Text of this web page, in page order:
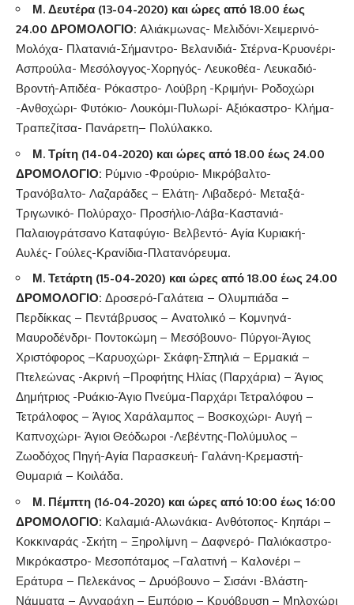
Μ. Δευτέρα (13-04-2020) και ώρες από 18.00 έως
24.00 ΔΡΟΜΟΛΟΓΙΟ: Αλιάκμωνας- Μελιδόνι-Χειμερινό-
Μολόχα- Πλατανιά-Σήμαντρο- Βελανιδιά- Στέρνα-Κρυονέρι-
Ασπρούλα- Μεσόλογγος-Χορηγός- Λευκοθέα- Λευκαδιό-
Βροντή-Απιδέα- Ρόκαστρο- Λούβρη -Κριμήνι- Ροδοχώρι
-Ανθοχώρι- Φυτόκιο- Λουκόμι-Πυλωρί- Αξιόκαστρο- Κλήμα-
Τραπεζίτσα- Πανάρετη– Πολύλακκο.
Μ. Τρίτη (14-04-2020) και ώρες από 18.00 έως 24.00
ΔΡΟΜΟΛΟΓΙΟ: Ρύμνιο -Φρούριο- Μικρόβαλτο-
Τρανόβαλτο- Λαζαράδες – Ελάτη- Λιβαδερό- Μεταξά-
Τριγωνικό- Πολύραχο- Προσήλιο-Λάβα-Καστανιά-
Παλαιογράτσανο Καταφύγιο- Βελβεντό- Αγία Κυριακή-
Αυλές- Γούλες-Κρανίδια-Πλατανόρευμα.
Μ. Τετάρτη (15-04-2020) και ώρες από 18.00 έως 24.00
ΔΡΟΜΟΛΟΓΙΟ: Δροσερό-Γαλάτεια – Ολυμπιάδα –
Περδίκκας – Πεντάβρυσος – Ανατολικό – Κομνηνά-
Μαυροδένδρι- Ποντοκώμη – Μεσόβουνο- Πύργοι-Άγιος
Χριστόφορος –Καρυοχώρι- Σκάφη-Σπηλιά – Ερμακιά –
Πτελεώνας -Ακρινή –Προφήτης Ηλίας (Παρχάρια) – Άγιος
Δημήτριος -Ρυάκιο-Άγιο Πνεύμα-Παρχάρι Τετραλόφου –
Τετράλοφος – Άγιος Χαράλαμπος – Βοσκοχώρι- Αυγή –
Καπνοχώρι- Άγιοι Θεόδωροι -Λεβέντης-Πολύμυλος –
Ζωοδόχος Πηγή-Αγία Παρασκευή- Γαλάνη-Κρεμαστή-
Θυμαριά – Κοιλάδα.
Μ. Πέμπτη (16-04-2020) και ώρες από 10:00 έως 16:00
ΔΡΟΜΟΛΟΓΙΟ: Καλαμιά-Αλωνάκια- Ανθότοπος- Κηπάρι –
Κοκκιναράς -Σκήτη – Ξηρολίμνη – Δαφνερό- Παλιόκαστρο-
Μικρόκαστρο- Μεσοπόταμος –Γαλατινή – Καλονέρι –
Εράτυρα – Πελεκάνος – Δρυόβουνο – Σισάνι -Βλάστη-
Νάμματα – Ανναράχη – Εμπόριο – Κρυόβρυση – Μηλοχώρι